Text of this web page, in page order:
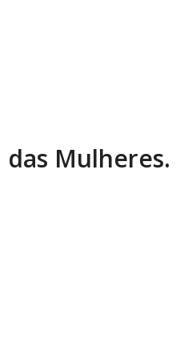
Mulheres.